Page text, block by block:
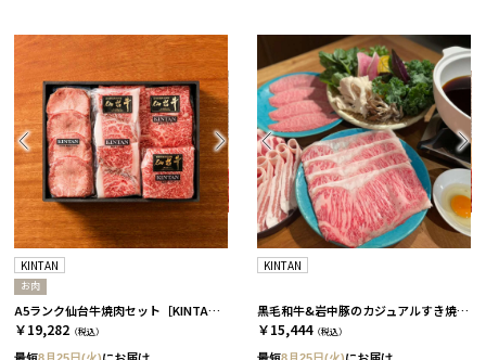
KINTAN
お肉
A5ランク仙台牛焼肉セット［KINTAN］
￥19,282 （税込）
KINTAN
黒毛和牛&岩中豚のカジュアルすき焼きセット［KINTAN］
￥15,444（税込）